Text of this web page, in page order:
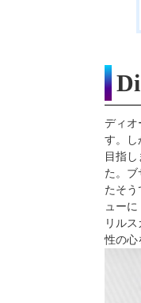
ディオ
す。し
目指
た。ブ
たそう
ュー
リル
性の心